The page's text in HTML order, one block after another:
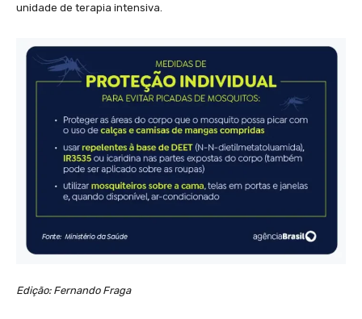
unidade de terapia intensiva.
Edição: Fernando Fraga